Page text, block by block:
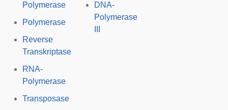
Polymerase
Polymerase
Reverse
Transkriptase
RNA-
Polymerase
Transposase
DNA-
Polymerase